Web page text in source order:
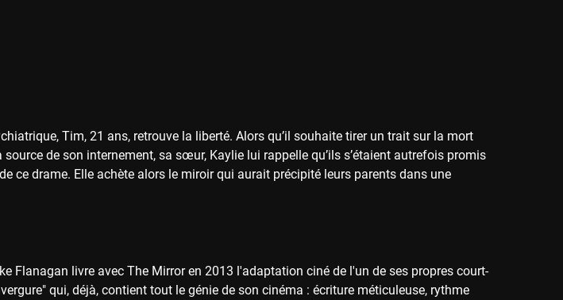
Tim, 21 ans, retrouve la liberté. Alors qu’il souhaite tirer un trait sur la mort
source de son internement, sa sœur, Kaylie lui rappelle qu’ils s’étaient autrefois promis
ce drame. Elle achète alors le miroir qui aurait précipité leurs parents dans une
Flanagan livre avec The Mirror en 2013 l'adaptation ciné de l'un de ses propres court-
qui, déjà, contient tout le génie de son cinéma : écriture méticuleuse, rythme